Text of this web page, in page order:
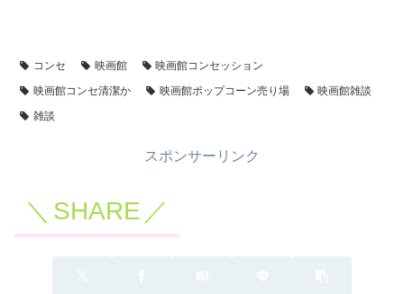
コンセ 映画館
映画館コンセッション
映画館コンセ清潔か
映画館ポップコーン売り場
映画館雑談
雑談
スポンサーリンク
SHARE